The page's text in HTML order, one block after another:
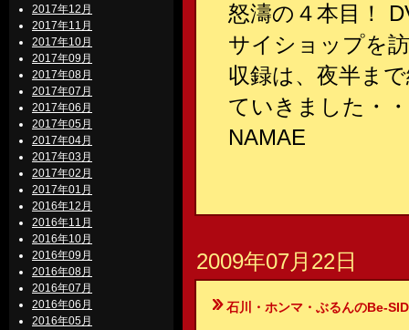
2017年12月
2017年11月
2017年10月
2017年09月
2017年08月
2017年07月
2017年06月
2017年05月
2017年04月
2017年03月
2017年02月
2017年01月
2016年12月
2016年11月
2016年10月
2016年09月
2016年08月
2016年07月
2016年06月
2016年05月
怒濤の４本目！
サイショップを
収録は、夜半ま
ていきました・
NAMAE
2009年07月22日
石川・ホンマ・ぶるんのBe-